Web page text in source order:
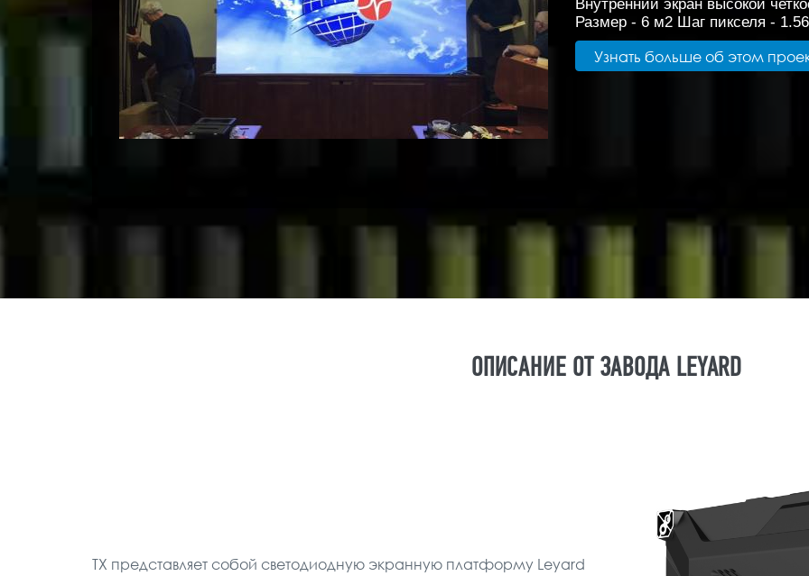
Внутренний экран высокой
Размер - 6 м2 Шаг пикселя -
Узнать больше об этом
ОПИСАНИЕ ОТ ЗАВОДА LEYARD
TX представляет собой светодиодную экранную платформу Leyard